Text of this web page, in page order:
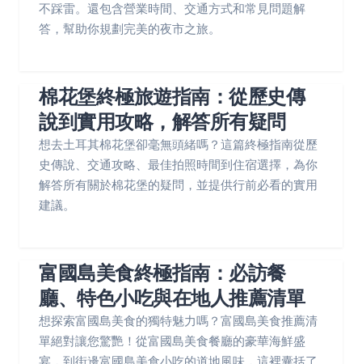
不踩雷。還包含營業時間、交通方式和常見問題解
答，幫助你規劃完美的夜市之旅。
棉花堡終極旅遊指南：從歷史傳
說到實用攻略，解答所有疑問
想去土耳其棉花堡卻毫無頭緒嗎？這篇終極指南從歷
史傳說、交通攻略、最佳拍照時間到住宿選擇，為你
解答所有關於棉花堡的疑問，並提供行前必看的實用
建議。
富國島美食終極指南：必訪餐
廳、特色小吃與在地人推薦清單
想探索富國島美食的獨特魅力嗎？富國島美食推薦清
單絕對讓您驚艷！從富國島美食餐廳的豪華海鮮盛